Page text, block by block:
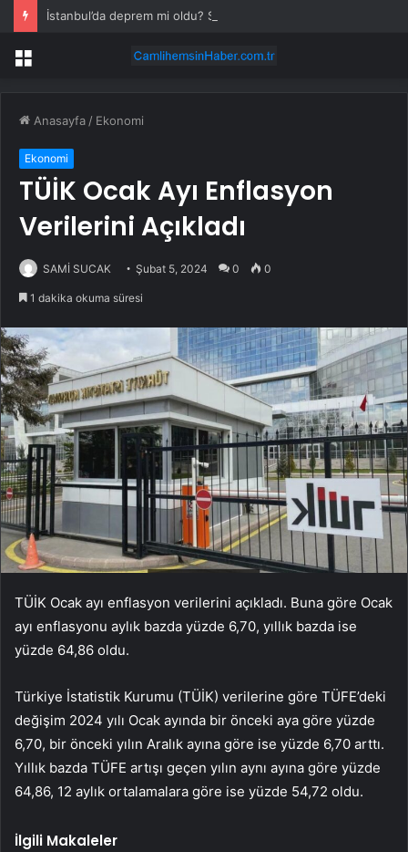
Menü
Anasayfa / Ekonomi
Ekonomi
TÜİK Ocak Ayı Enflasyon
Verilerini Açıkladı
SAMİ SUCAK Şubat 5, 2024 0 0
1 dakika okuma süresi
TÜİK Ocak ayı enflasyon verilerini açıkladı. Buna göre Ocak
ayı enflasyonu aylık bazda yüzde 6,70, yıllık bazda ise
yüzde 64,86 oldu.
Türkiye İstatistik Kurumu (TÜİK) verilerine göre TÜFE’deki
değişim 2024 yılı Ocak ayında bir önceki aya göre yüzde
6,70, bir önceki yılın Aralık ayına göre ise yüzde 6,70 arttı.
Yıllık bazda TÜFE artışı geçen yılın aynı ayına göre yüzde
64,86, 12 aylık ortalamalara göre ise yüzde 54,72 oldu.
İlgili Makaleler